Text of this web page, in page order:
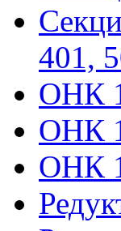
401,
ОНК
ОНК
ОНК